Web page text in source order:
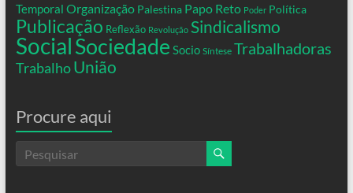
Temporal Organização Palestina Papo Reto Poder Política
Publicação Reflexão Revolução Sindicalismo
SocialSociedade Socio Síntese Trabalhadoras
Trabalho União
Procure aqui